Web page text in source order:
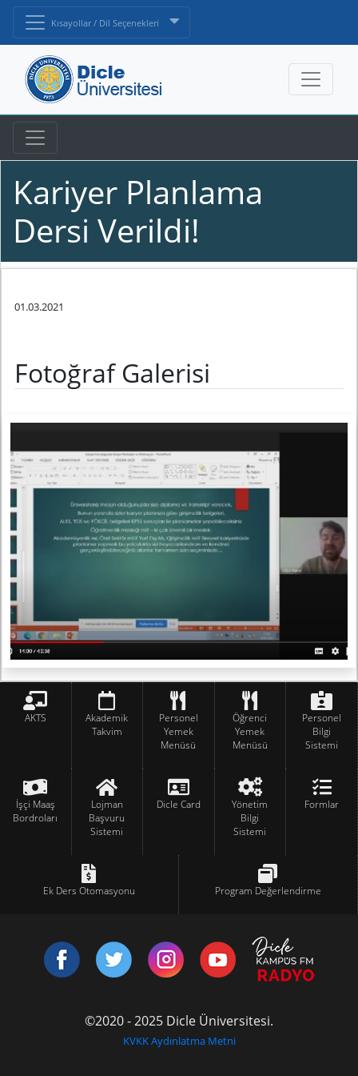
Kısayollar / Dil Seçenekleri
Kariyer Planlama
Dersi Verildi!
01.03.2021
Fotoğraf Galerisi
AKTS
Akademik
Takvim
Personel
Yemek
Menüsü
Öğrenci
Yemek
Menüsü
Personel
Bilgi
Sistemi
İşçi Maaş
Bordroları
Lojman
Başvuru
Sistemi
Dicle Card
Yönetim
Bilgi
Sistemi
Formlar
Ek Ders Otomasyonu Program Değerlendirme
©2020 - 2025 Dicle Üniversitesi.
KVKK Aydınlatma Metni